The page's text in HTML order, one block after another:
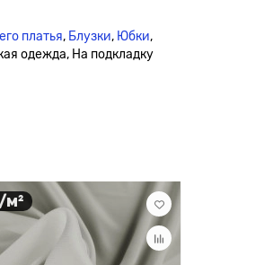
платья, Блузки, Юбки,
одежда, На подкладку
м²